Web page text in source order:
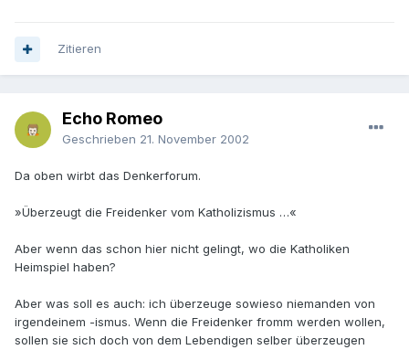
Zitieren
Echo Romeo
Geschrieben 21. November 2002
Da oben wirbt das Denkerforum.
»Überzeugt die Freidenker vom Katholizismus …«
Aber wenn das schon hier nicht gelingt, wo die Katholiken
Heimspiel haben?
Aber was soll es auch: ich überzeuge sowieso niemanden von
irgendeinem -ismus. Wenn die Freidenker fromm werden wollen,
sollen sie sich doch von dem Lebendigen selber überzeugen